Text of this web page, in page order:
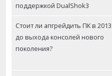
поддержкой DualShok3
Стоит ли апгрейдить ПК в 2013
до выхода консолей нового
поколения?